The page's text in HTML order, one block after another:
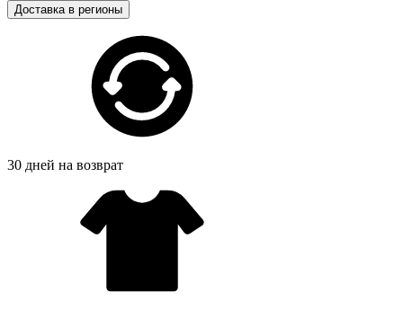
Доставка в регионы
30 дней на возврат